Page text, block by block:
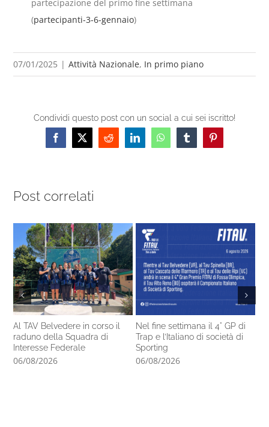
partecipazione del primo fine settimana
(partecipanti-3-6-gennaio)
07/01/2025 | Attività Nazionale, In primo piano
Condividi questo post con un social a cui sei iscritto!
Facebook
X RedditLinkedInWhatsAppTumblrPinterest
Post correlati
Al TAV Belvedere in corso il
raduno della Squadra di
Interesse Federale
06/08/2026
Nel fine settimana il 4° GP di
Trap e l’Italiano di società di
Sporting
06/08/2026